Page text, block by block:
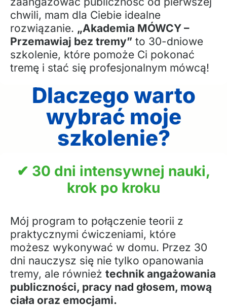
chwili, mam dla Ciebie idealne
rozwiązanie. „Akademia MÓWCY –
Przemawiaj bez tremy” to 30-dniowe
szkolenie, które pomoże Ci pokonać
tremę i stać się profesjonalnym mówcą!
Dlaczego warto
wybrać moje
szkolenie?
✔ 30 dni intensywnej nauki,
krok po kroku
Mój program to połączenie teorii z
praktycznymi ćwiczeniami, które
możesz wykonywać w domu. Przez 30
dni nauczysz się nie tylko opanowania
tremy, ale również technik angażowania
publiczności, pracy nad głosem, mową
ciała oraz emocjami.